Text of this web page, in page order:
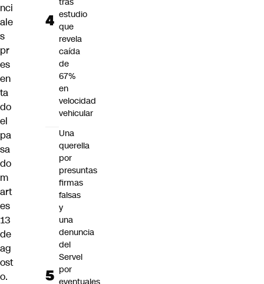
nci
ale
s
pr
es
en
ta
do
el
pa
sa
do
m
art
es
13
de
ag
ost
o.
estudio
que
revela
caída
de
67%
en
velocidad
vehicular
Una
querella
por
presuntas
firmas
falsas
y
una
denuncia
del
Servel
por
eventuales